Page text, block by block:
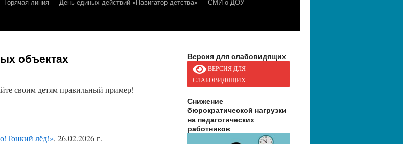
объектах
своим детям правильный пример!
лёд!», 26.02.2026 г.
Версия для слабовидящих
ВЕРСИЯ ДЛЯ
СЛАБОВИДЯЩИХ
Снижение
бюрократической нагрузки
на педагогических
работников